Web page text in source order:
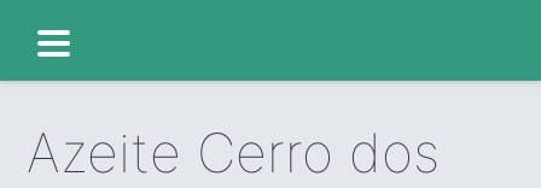
Azeite Cerro dos